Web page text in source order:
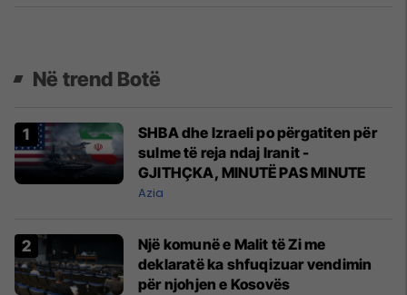
Në trend Botë
SHBA dhe Izraeli po përgatiten për
sulme të reja ndaj Iranit -
GJITHÇKA, MINUTË PAS MINUTE
Azia
Një komunë e Malit të Zi me
deklaratë ka shfuqizuar vendimin
për njohjen e Kosovës